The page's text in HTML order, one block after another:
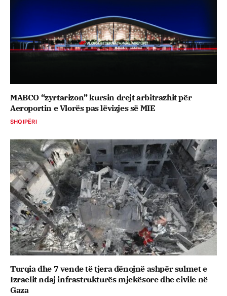
MABCO “zyrtarizon” kursin drejt arbitrazhit për
Aeroportin e Vlorës pas lëvizjes së MIE
SHQIPËRI
Turqia dhe 7 vende të tjera dënojnë ashpër sulmet e
Izraelit ndaj infrastrukturës mjekësore dhe civile në
Gaza